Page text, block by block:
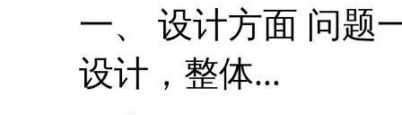
一、 设计方面 问题
设计，整体...